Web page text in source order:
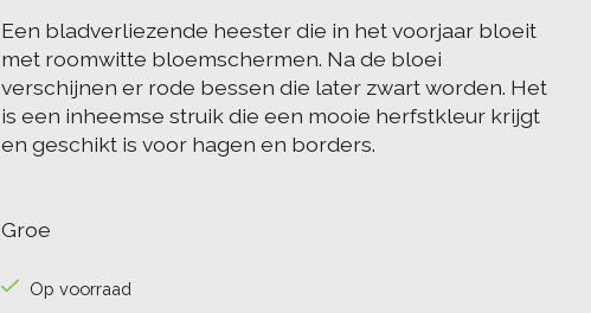
Een bladverliezende heester die in het voorjaar bloeit
met roomwitte bloemschermen. Na de bloei
verschijnen er rode bessen die later zwart worden. Het
is een inheemse struik die een mooie herfstkleur krijgt
en geschikt is voor hagen en borders.
Groe
Op voorraad